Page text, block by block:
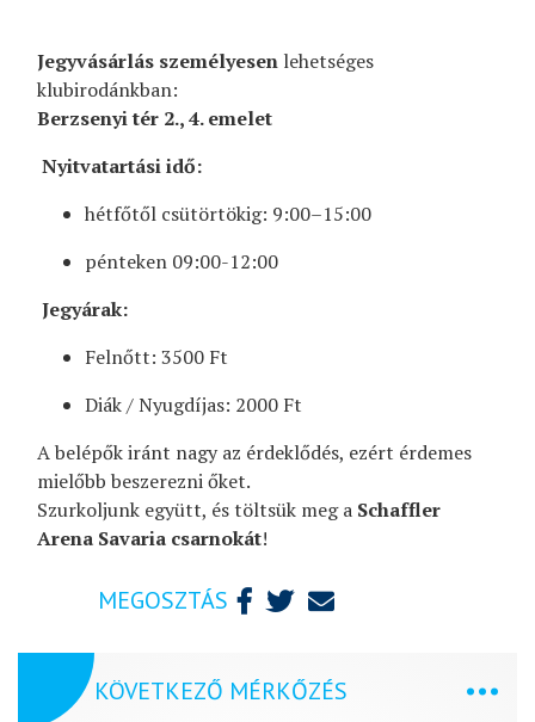
Jegyvásárlás személyesen lehetséges
klubirodánkban:
Berzsenyi tér 2., 4. emelet
Nyitvatartási idő:
hétfőtől csütörtökig: 9:00–15:00
pénteken 09:00-12:00
Jegyárak:
Felnőtt: 3500 Ft
Diák / Nyugdíjas: 2000 Ft
A belépők iránt nagy az érdeklődés, ezért érdemes
mielőbb beszerezni őket.
Szurkoljunk együtt, és töltsük meg a Schaffler
Arena Savaria csarnokát!
MEGOSZTÁS
KÖVETKEZŐ MÉRKŐZÉS